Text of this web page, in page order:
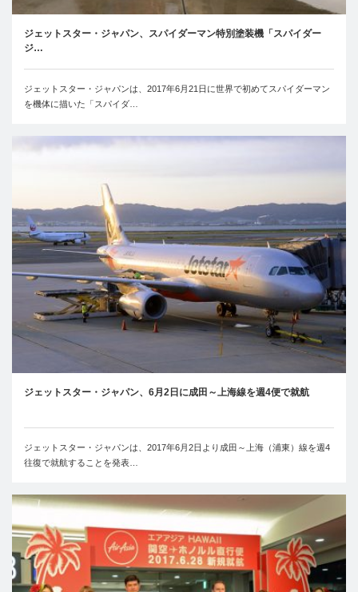
ジェットスター・ジャパン、スパイダーマン特別塗装機「スパイダー
ジ…
ジェットスター・ジャパンは、2017年6月21日に世界で初めてスパイダーマン
を機体に描いた「スパイダ…
ジェットスター・ジャパン、6月2日に成田～上海線を週4便で就航
ジェットスター・ジャパンは、2017年6月2日より成田～上海（浦東）線を週4
往復で就航することを発表…